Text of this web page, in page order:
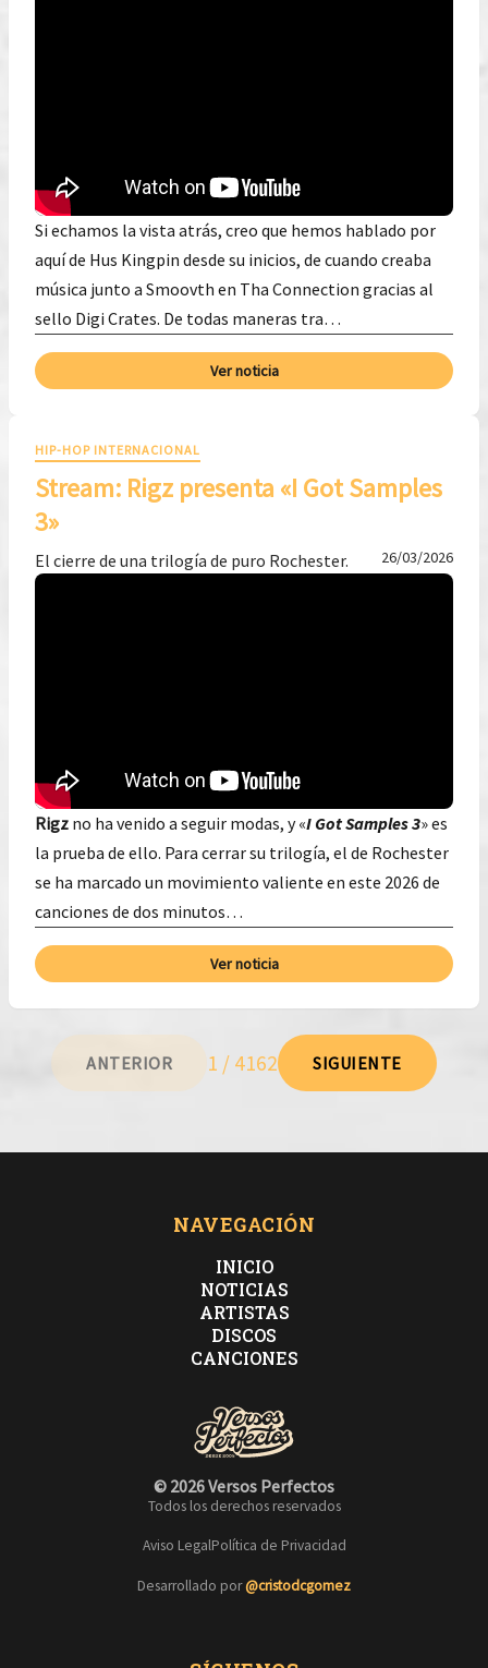
Si echamos la vista atrás, creo que hemos hablado por
aquí de Hus Kingpin desde su inicios, de cuando creaba
música junto a Smoovth en Tha Connection gracias al
sello Digi Crates. De todas maneras tra…
Ver noticia
HIP-HOP INTERNACIONAL
Stream: Rigz presenta «I Got Samples
3»
El cierre de una trilogía de puro Rochester. 26/03/2026
Rigz no ha venido a seguir modas, y «I Got Samples 3» es
la prueba de ello. Para cerrar su trilogía, el de Rochester
se ha marcado un movimiento valiente en este 2026 de
canciones de dos minutos…
Ver noticia
ANTERIOR 1 / 4162 SIGUIENTE
NAVEGACIÓN
INICIO
NOTICIAS
ARTISTAS
DISCOS
CANCIONES
© 2026 Versos Perfectos
Todos los derechos reservados
Aviso LegalPolítica de Privacidad
Desarrollado por@cristodcgomez